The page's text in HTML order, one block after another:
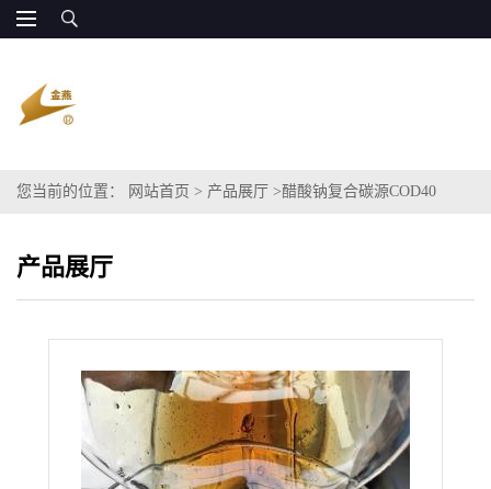
您当前的位置： 网站首页 > 产品展厅 >醋酸钠复合碳源COD40
产品展厅